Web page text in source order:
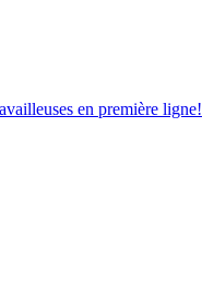
en première ligne!